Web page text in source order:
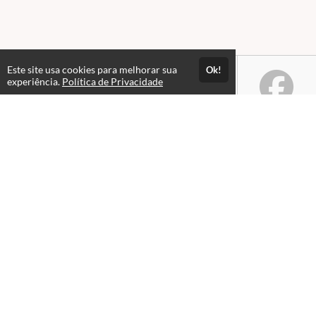
Este site usa cookies para melhorar sua
experiência. Política de Privacidade
Ok!